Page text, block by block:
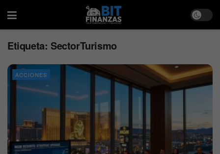
Etiqueta: SectorTurismo
ACCIONES